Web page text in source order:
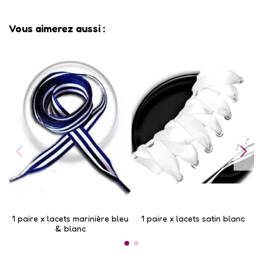
Vous aimerez aussi :
1 paire x lacets marinière bleu
& blanc
1 paire x lacets satin blanc